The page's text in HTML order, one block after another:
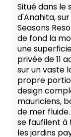
Situé dans le
d'Anahita,
Seasons
de fond la
une
privée de 11
sur un vaste
propre
design
mauriciens,
de mer
se faufilent
les jardins